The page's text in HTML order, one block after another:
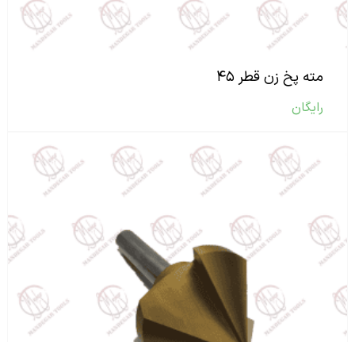
مته پخ زن قطر ۴۵
رایگان